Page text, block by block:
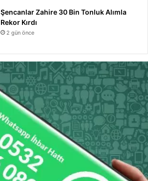
Şencanlar Zahire 30 Bin Tonluk Alımla
Rekor Kırdı
2 gün önce